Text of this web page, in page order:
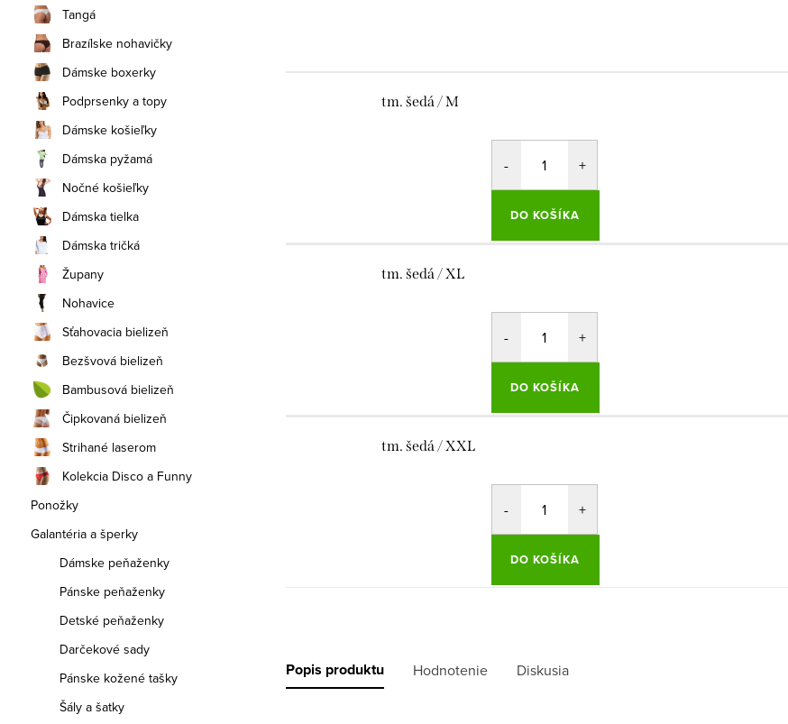
Tangá
Brazílske nohavičky
Dámske boxerky
Podprsenky a topy
Dámske košieľky
Dámska pyžamá
Nočné košieľky
Dámska tielka
Dámska tričká
Župany
Nohavice
Sťahovacia bielizeň
Bezšvová bielizeň
Bambusová bielizeň
Čipkovaná bielizeň
Strihané laserom
Kolekcia Disco a Funny
Ponožky
Galantéria a šperky
Dámske peňaženky
Pánske peňaženky
Detské peňaženky
Darčekové sady
Pánske kožené tašky
Šály a šatky
tm. šedá / M
DO KOŠÍKA
tm. šedá / XL
DO KOŠÍKA
tm. šedá / XXL
DO KOŠÍKA
Popis produktu Hodnotenie Diskusia